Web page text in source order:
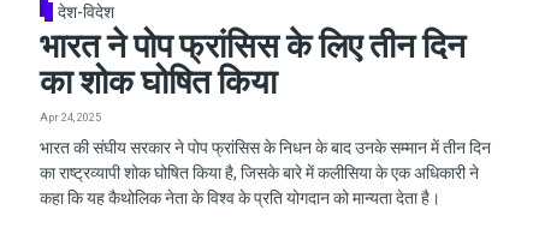
देश-विदेश
भारत ने पोप फ्रांसिस के लिए तीन दिन
का शोक घोषित किया
Apr 24, 2025
भारत की संघीय सरकार ने पोप फ्रांसिस के निधन के बाद उनके सम्मान में तीन दिन
का राष्ट्रव्यापी शोक घोषित किया है, जिसके बारे में कलीसिया के एक अधिकारी ने
कहा कि यह कैथोलिक नेता के विश्व के प्रति योगदान को मान्यता देता है।